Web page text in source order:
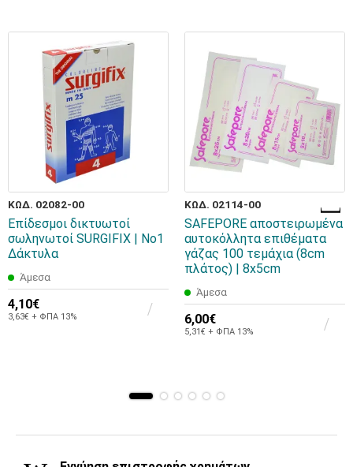
ΚΩΔ. 02082-00
Επίδεσμοι δικτυωτοί
σωληνωτοί SURGIFIX | Νο1
Δάκτυλα
Άμεσα
4,10€
3,63€ + ΦΠΑ 13%
ΚΩΔ. 02114-00
SAFEPORE αποστειρωμένα
αυτοκόλλητα επιθέματα
γάζας 100 τεμάχια (8cm
πλάτος) | 8x5cm
Άμεσα
6,00€
5,31€ + ΦΠΑ 13%